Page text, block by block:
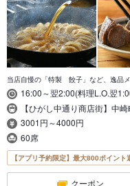
当店自慢の「特製 餃子」など、逸品
16:00～翌2:00(料理L.O.翌
【ひがし中通り商店街】中
3001円～4000円
60席
【アプリ予約限定】最大800ポイント
クーポン